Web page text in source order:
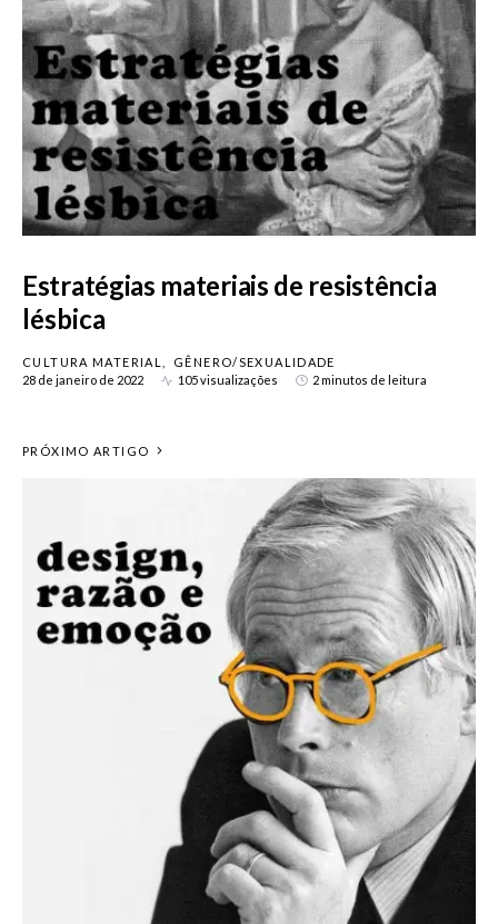
Estratégias materiais de resistência
lésbica
CULTURA MATERIAL
GÊNERO/SEXUALIDADE
28 de janeiro de 2022
105 visualizações 2 minutos de leitura
PRÓXIMO ARTIGO